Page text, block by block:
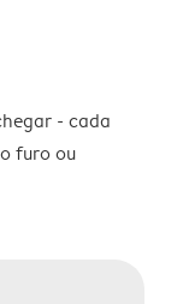
- cada
furo ou